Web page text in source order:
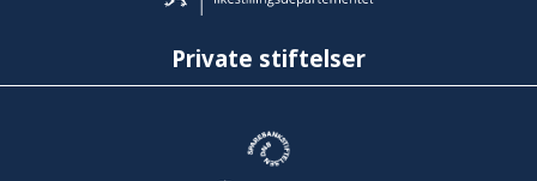
Private stiftelser